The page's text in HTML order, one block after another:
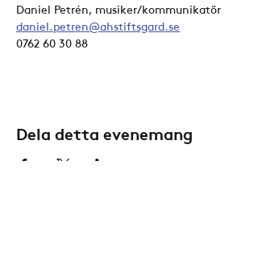
Daniel Petrén, musiker/kommunikatör
daniel.petren@ahstiftsgard.se
0762 60 30 88
Dela detta evenemang